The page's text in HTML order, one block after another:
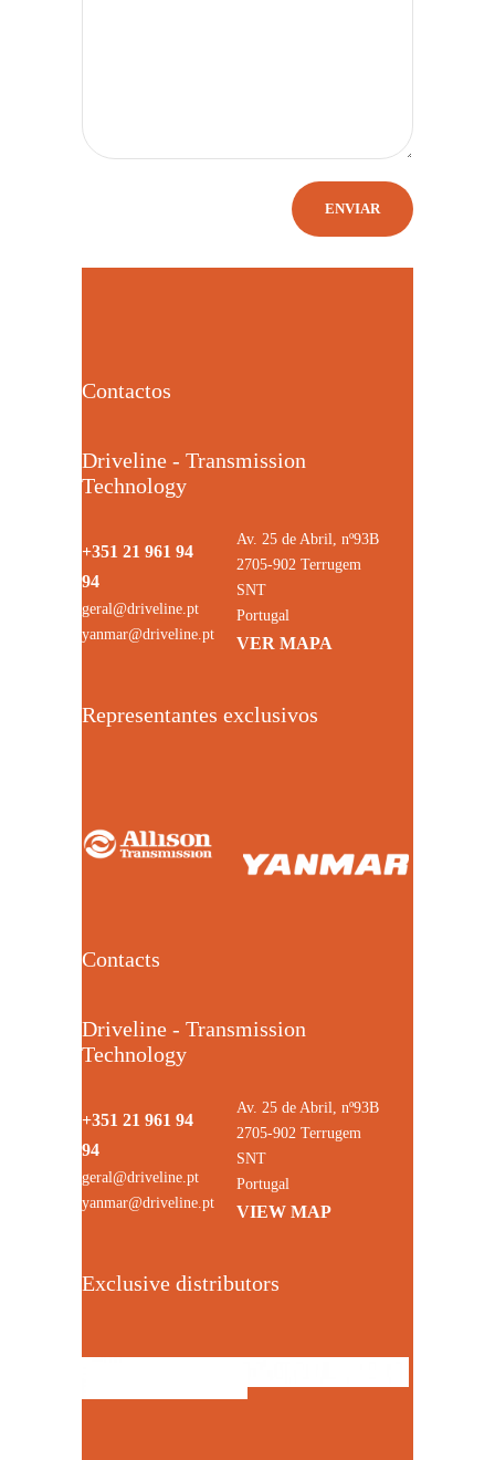
Contactos
Driveline - Transmission
Technology
+351 21 961 94
94
geral@driveline.pt
yanmar@driveline.pt
Av. 25 de Abril, nº93B
2705-902 Terrugem
SNT
Portugal
VER MAPA
Representantes exclusivos
Contacts
Driveline - Transmission
Technology
+351 21 961 94
94
geral@driveline.pt
yanmar@driveline.pt
Av. 25 de Abril, nº93B
2705-902 Terrugem
SNT
Portugal
VIEW MAP
Exclusive distributors